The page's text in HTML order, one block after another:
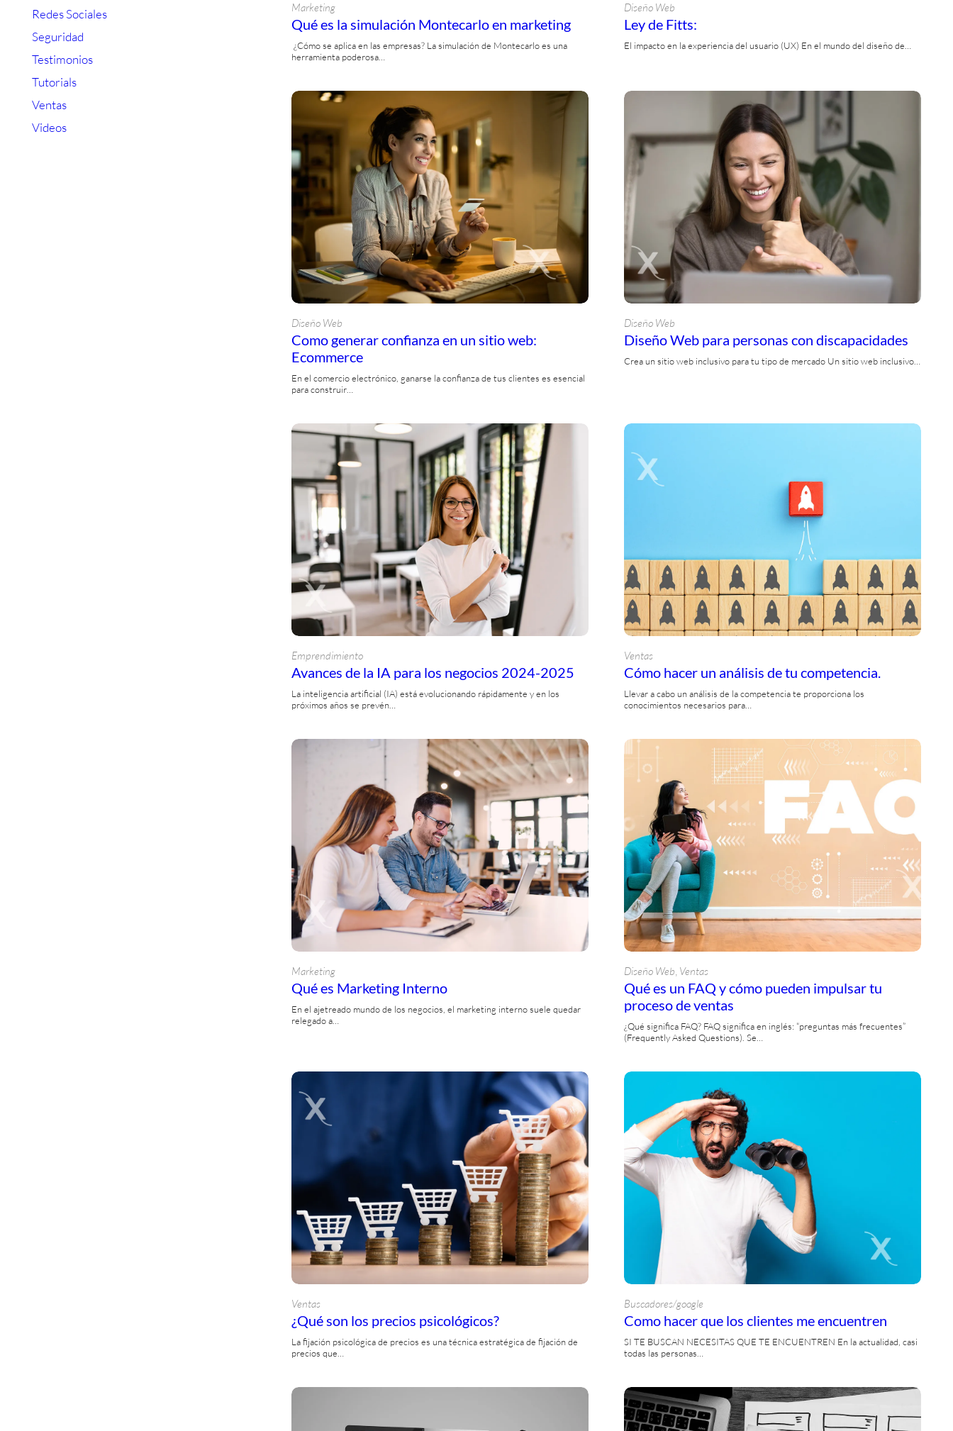
Redes Sociales
Seguridad
Testimonios
Tutorials
Ventas
Videos
Marketing
Qué es la simulación Montecarlo en marketing
¿Cómo se aplica en las empresas? La simulación de Montecarlo es una
herramienta poderosa…
Diseño Web
Ley de Fitts:
El impacto en la experiencia del usuario (UX) En el mundo del diseño de…
Diseño Web
Como generar confianza en un sitio web:
Ecommerce
En el comercio electrónico, ganarse la confianza de tus clientes es esencial
para construir…
Diseño Web
Diseño Web para personas con discapacidades
Crea un sitio web inclusivo para tu tipo de mercado Un sitio web inclusivo…
Emprendimiento
Avances de la IA para los negocios 2024-2025
La inteligencia artificial (IA) está evolucionando rápidamente y en los
próximos años se prevén…
Ventas
Cómo hacer un análisis de tu competencia.
Llevar a cabo un análisis de la competencia te proporciona los
conocimientos necesarios para…
Marketing
Qué es Marketing Interno
En el ajetreado mundo de los negocios, el marketing interno suele quedar
relegado a…
Diseño Web Ventas
Qué es un FAQ y cómo pueden impulsar tu
proceso de ventas
¿Qué significa FAQ? FAQ significa en inglés: “preguntas más frecuentes”
(Frequently Asked Questions). Se…
Ventas
¿Qué son los precios psicológicos?
La fijación psicológica de precios es una técnica estratégica de fijación de
precios que…
Buscadores/google
Como hacer que los clientes me encuentren
SI TE BUSCAN NECESITAS QUE TE ENCUENTREN En la actualidad, casi
todas las personas…